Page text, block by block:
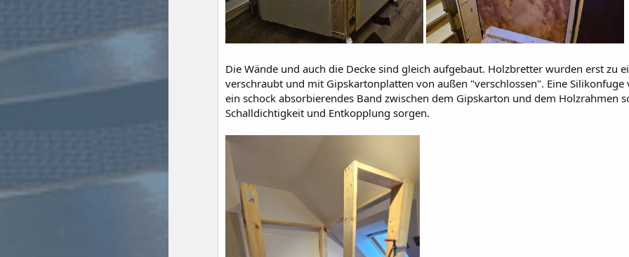
Die Wände und auch die Decke sind gleich aufgebaut. Holzbretter wurden erst zu
verschraubt und mit Gipskartonplatten von außen "verschlossen". Eine Silikonfuge
ein schock absorbierendes Band zwischen dem Gipskarton und dem Holzrahmen
Schalldichtigkeit und Entkopplung sorgen.